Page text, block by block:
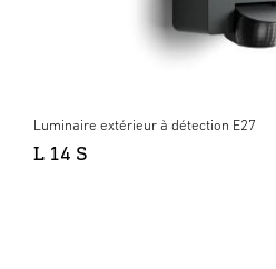
Luminaire extérieur à détection E27
L 14 S